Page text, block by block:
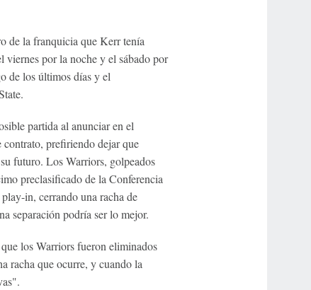
de la franquicia que Kerr tenía
viernes por la noche y el sábado por
de los últimos días y el
partida al anunciar en el
contrato, prefiriendo dejar que
futuro. Los Warriors, golpeados
preclasificado de la Conferencia
in, cerrando una racha de
separación podría ser lo mejor.
los Warriors fueron eliminados
racha que ocurre, y cuando la